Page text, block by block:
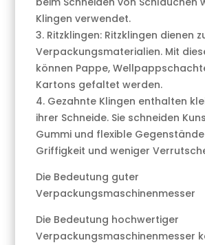
Klingen verwendet.
3. Ritzklingen: Ritzklingen dienen
Verpackungsmaterialien. Mit
können Pappe,
Kartons gefaltet werden.
4. Gezahnte Klingen enthalten
ihrer Schneide. Sie schneiden
Gummi und flexible
Griffigkeit und weniger
Die Bedeutung guter
Verpackungsmaschinenmesser
Die Bedeutung hochwertiger
Verpackungsmaschinenmesser